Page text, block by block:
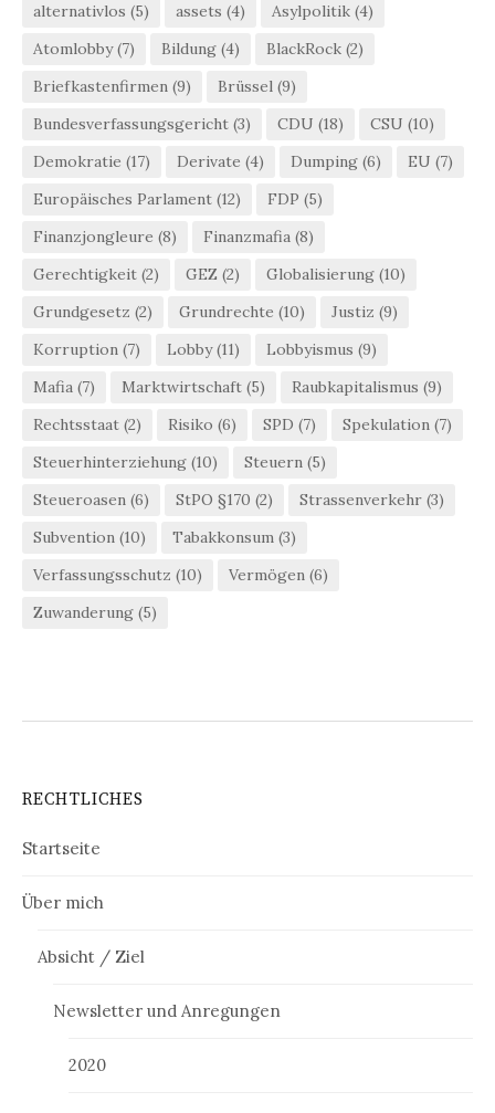
alternativlos (5) assets (4) Asylpolitik (4)
Atomlobby(7) Bildung (4) BlackRock (2)
Briefkastenfirmen (9) Brüssel (9)
Bundesverfassungsgericht (3) CDU (18) CSU (10)
Demokratie (17) Derivate (4) Dumping (6) EU (7)
Europäisches Parlament (12) FDP (5)
Finanzjongleure (8) Finanzmafia (8)
Gerechtigkeit (2) GEZ (2) Globalisierung (10)
Grundgesetz (2) Grundrechte (10) Justiz (9)
Korruption (7) Lobby(11) Lobbyismus (9)
Mafia (7) Marktwirtschaft (5) Raubkapitalismus (9)
Rechtsstaat (2) Risiko (6) SPD (7) Spekulation (7)
Steuerhinterziehung (10) Steuern (5)
Steueroasen (6) StPO §170 (2) Strassenverkehr (3)
Subvention (10) Tabakkonsum (3)
Verfassungsschutz (10) Vermögen (6)
Zuwanderung (5)
RECHTLICHES
Startseite
Über mich
Absicht / Ziel
Newsletter und Anregungen
2020